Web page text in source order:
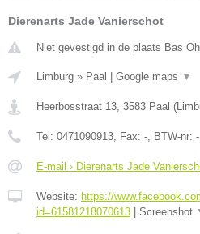
Dierenarts Jade Vanierschot
Niet gevestigd in de plaats Bas
Limburg » Paal Google maps ▼
Heerbosstraat 13, 3583 Paal (
Tel: 0471090913, Fax: -, BTW-nr: -
E-mail › Dierenarts Jade
Website: https://
id=61581218070613
Screenshot